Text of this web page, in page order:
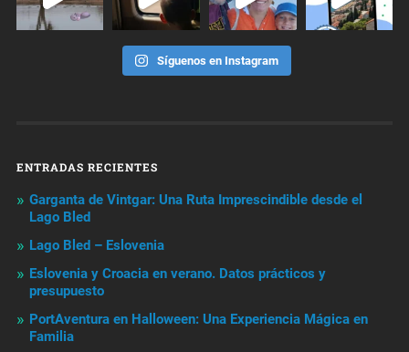
Síguenos en Instagram
ENTRADAS RECIENTES
Garganta de Vintgar: Una Ruta Imprescindible desde el
Lago Bled
Lago Bled – Eslovenia
Eslovenia y Croacia en verano. Datos prácticos y
presupuesto
PortAventura en Halloween: Una Experiencia Mágica en
Familia